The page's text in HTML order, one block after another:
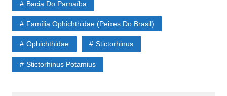
Bacia Do Parnaíba
Família Ophichthidae (Peixes Do Brasil)
Ophichthidae Stictorhinus
Stictorhinus Potamius